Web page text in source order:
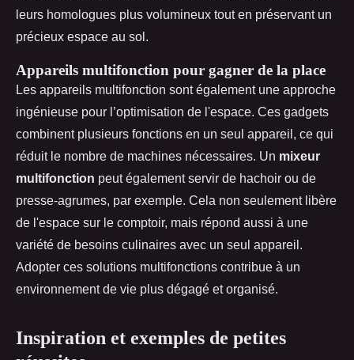
leurs homologues plus volumineux tout en préservant un
précieux espace au sol.
Appareils multifonction pour gagner de la place
Les appareils multifonction sont également une approche
ingénieuse pour l’optimisation de l'espace. Ces gadgets
combinent plusieurs fonctions en un seul appareil, ce qui
réduit le nombre de machines nécessaires. Un mixeur
multifonction peut également servir de hachoir ou de
presse-agrumes, par exemple. Cela non seulement libère
de l'espace sur le comptoir, mais répond aussi à une
variété de besoins culinaires avec un seul appareil.
Adopter ces solutions multifonctions contribue à un
environnement de vie plus dégagé et organisé.
Inspiration et exemples de petites